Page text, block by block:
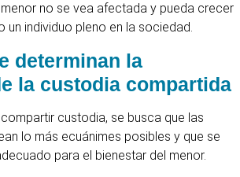
no se vea afectada y pueda crecer
un individuo pleno en la sociedad.
determinan la
la custodia compartida
custodia, se busca que las
lo más ecuánimes posibles y que se
para el bienestar del menor.